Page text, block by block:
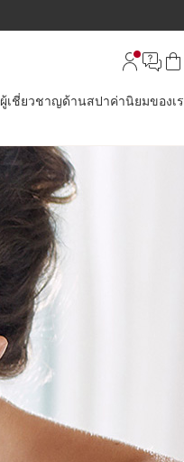
ผู้เชี่ยวชาญด้านสปาค่านิยมของเ